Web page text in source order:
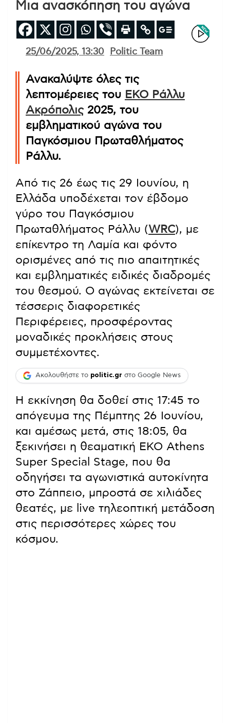
Μια ανασκόπηση του αγώνα
25/06/2025, 13:30 Politic Team
Ανακαλύψτε όλες τις
λεπτομέρειες του ΕΚΟ Ράλλυ
Ακρόπολις2025, του
εμβληματικού αγώνα του
Παγκόσμιου Πρωταθλήματος
Ράλλυ.
Από τις 26 έως τις 29 Ιουνίου, η
Ελλάδα υποδέχεται τον έβδομο
γύρο του Παγκόσμιου
Πρωταθλήματος Ράλλυ (WRC), με
επίκεντρο τη Λαμία και φόντο
ορισμένες από τις πιο απαιτητικές
και εμβληματικές ειδικές διαδρομές
του θεσμού. Ο αγώνας εκτείνεται σε
τέσσερις διαφορετικές
Περιφέρειες, προσφέροντας
μοναδικές προκλήσεις στους
συμμετέχοντες.
Ακολουθήστε το politic.gr στο Google News
Η εκκίνηση θα δοθεί στις 17:45 το
απόγευμα της Πέμπτης 26 Ιουνίου,
και αμέσως μετά, στις 18:05, θα
ξεκινήσει η θεαματική ΕΚΟ Athens
Super Special Stage, που θα
οδηγήσει τα αγωνιστικά αυτοκίνητα
στο Ζάππειο, μπροστά σε χιλιάδες
θεατές, με live τηλεοπτική μετάδοση
στις περισσότερες χώρες του
κόσμου.